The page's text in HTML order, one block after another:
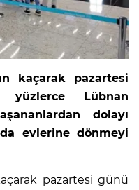
kaçarak pazartesi
Lübnan
dolayı
evlerine dönmeyi
pazartesi günü